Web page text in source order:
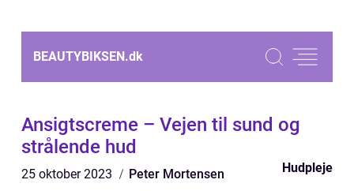
BEAUTYBIKSEN.dk
Ansigtscreme – Vejen til sund og
strålende hud
25 oktober 2023 Peter Mortensen Hudpleje